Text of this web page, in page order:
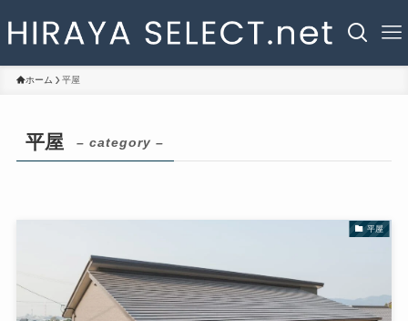
ホーム 平屋
平屋 – category –
平屋